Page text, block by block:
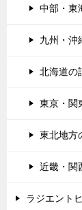
中部・東
九州・沖
北海道の
東京・関
東北地方
近畿・関
ラジエント